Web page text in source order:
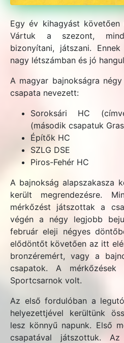
Egy év kihagyást
Vártuk a szezont,
bizonyítani, játszani.
nagy létszámban és jó
A magyar bajnokságra
csapata nevezett:
Soroksári HC
(második csapatuk
Építők HC
SZLG DSE
Piros-Fehér HC
A bajnokság alapszakasza
került megrendezésre.
mérkőzést játszottak a
végén a négy legjobb
február eleji négyes
elődöntőt követően az itt
bronzéremért, vagy a
csapatok. A mérkőzések
Sportcsarnok volt.
Az első fordulóban a
helyezettjével kerültünk
lesz könnyű napunk. Első
csapatával játszottuk.